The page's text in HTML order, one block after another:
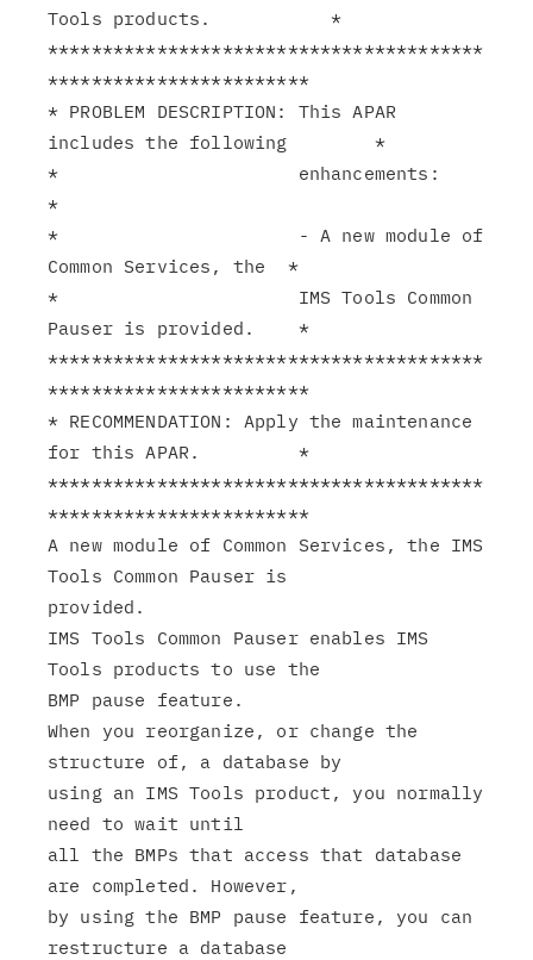
Tools products.           *
****************************************
************************
* PROBLEM DESCRIPTION: This APAR
includes the following        *
*                      enhancements:
*
*                      - A new module of
Common Services, the  *
*                      IMS Tools Common
Pauser is provided.    *
****************************************
************************
* RECOMMENDATION: Apply the maintenance
for this APAR.         *
****************************************
************************
A new module of Common Services, the IMS
Tools Common Pauser is
provided.
IMS Tools Common Pauser enables IMS
Tools products to use the
BMP pause feature.
When you reorganize, or change the
structure of, a database by
using an IMS Tools product, you normally
need to wait until
all the BMPs that access that database
are completed. However,
by using the BMP pause feature, you can
restructure a database